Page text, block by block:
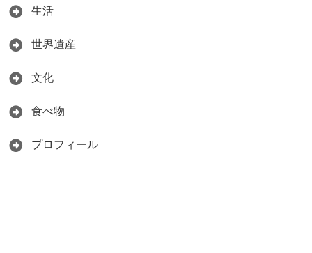
生活
世界遺産
文化
食べ物
プロフィール